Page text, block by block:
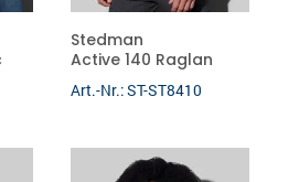
Stedman
Active 140 Raglan
Art.-Nr.: ST-ST8410